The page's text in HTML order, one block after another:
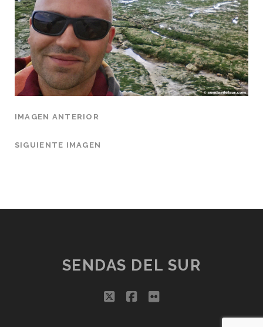
IMAGEN ANTERIOR
SIGUIENTE IMAGEN
SENDAS DEL SUR
twitterfacebook
flickr